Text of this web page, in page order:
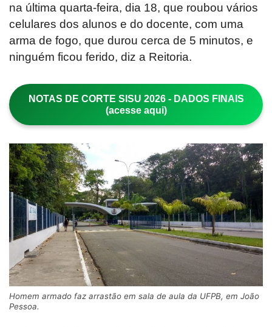
na última quarta-feira, dia 18, que roubou vários
celulares dos alunos e do docente, com uma
arma de fogo, que durou cerca de 5 minutos, e
ninguém ficou ferido, diz a Reitoria.
NOTAS DE CORTE SISU 2026 - DADOS FINAIS
(acesse aqui)
Homem armado faz arrastão em sala de aula da UFPB, em João
Pessoa.